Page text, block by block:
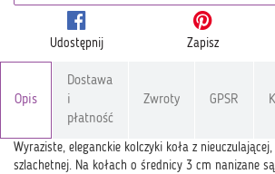
Udostępnij Zapisz
Opis
Dostawa
i
płatność
Zwroty GPSR
Wyraziste, eleganckie kolczyki koła z
szlachetnej. Na kołach o średnicy 3 cm nanizane